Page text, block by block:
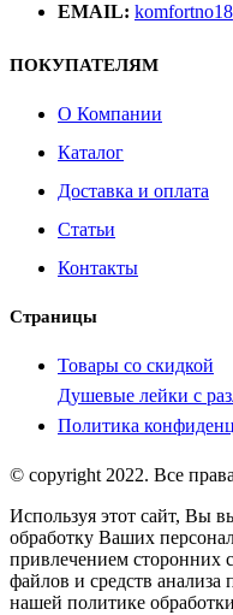
EMAIL:
ПОКУПАТЕЛЯМ
О Компании
Каталог
Доставка и оплата
Статьи
Контакты
Страницы
Товары со скидкой
Душевые лейки с
Политика
© copyright 2022. Все
Используя этот сайт, Вы
обработку Ваших
привлечением сторонних
файлов и средств анализа
нашей политике